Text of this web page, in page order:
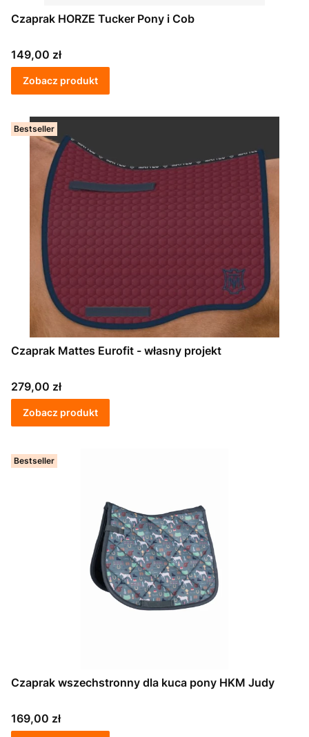
Czaprak HORZE Tucker Pony i Cob
Cena
149,00 zł
Zobacz produkt
Bestseller
Czaprak Mattes Eurofit - własny projekt
Cena
279,00 zł
Zobacz produkt
Bestseller
Czaprak wszechstronny dla kuca pony HKM Judy
Cena
169,00 zł